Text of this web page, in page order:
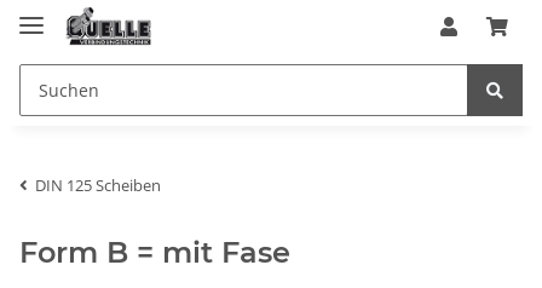
DIN 125 Scheiben
Form B = mit Fase